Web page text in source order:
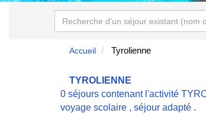
Accueil Tyrolienne
TYROLIENNE
0 séjours contenant l'activité
voyage scolaire , séjour adapté .